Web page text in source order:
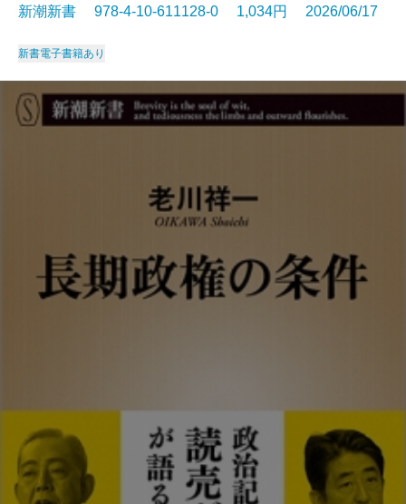
新潮新書 978-4-10-611128-0 1,034円 2026/06/17
新書電子書籍あり